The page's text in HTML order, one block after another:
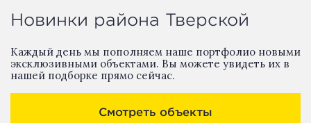
Новинки района Тверской
Каждый день мы пополняем наше портфолио новыми
эксклюзивными объектами. Вы можете увидеть их в
нашей подборке прямо сейчас.
Смотреть объекты